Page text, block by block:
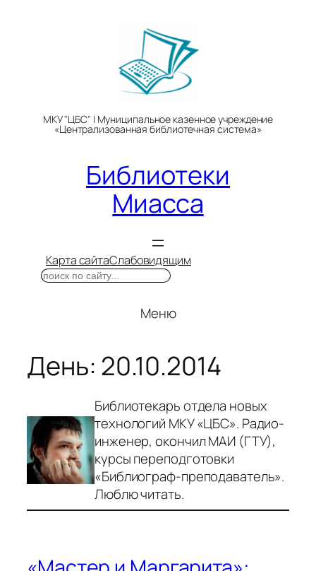
МКУ "ЦБС" | Муниципальное казенное учреждение
«Централизованная библиотечная система»
Библиотеки
Миасса
Карта сайтаСлабовидящим
Поиск
Меню
День: 20.10.2014
Библиотекарь отдела новых
технологий МКУ «ЦБС». Радио-
инженер, окончил МАИ (ГТУ),
курсы переподготовки
«Библиограф-преподаватель».
Люблю читать.